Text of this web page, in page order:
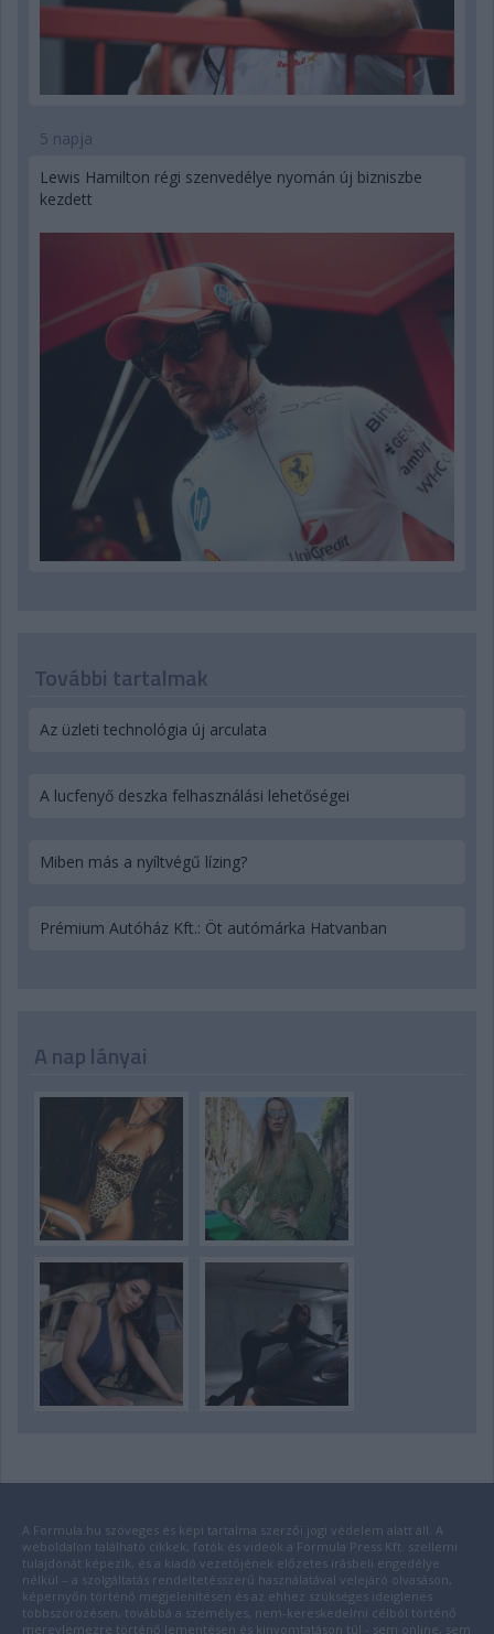
5 napja
Lewis Hamilton régi szenvedélye nyomán új bizniszbe
kezdett
További tartalmak
Az üzleti technológia új arculata
A lucfenyő deszka felhasználási lehetőségei
Miben más a nyíltvégű lízing?
Prémium Autóház Kft.: Öt autómárka Hatvanban
A nap lányai
A Formula.hu szöveges és képi tartalma szerzői jogi védelem alatt áll. A
weboldalon található cikkek, fotók és videók a Formula Press Kft. szellemi
tulajdonát képezik, és a kiadó vezetőjének előzetes írásbeli engedélye
nélkül – a szolgáltatás rendeltetésszerű használatával velejáró olvasáson,
képernyőn történő megjelenítésen és az ehhez szükséges ideiglenes
többszörözésen, továbbá a személyes, nem-kereskedelmi célból történő
merevlemezre történő lementésen és kinyomtatáson túl - sem online, sem